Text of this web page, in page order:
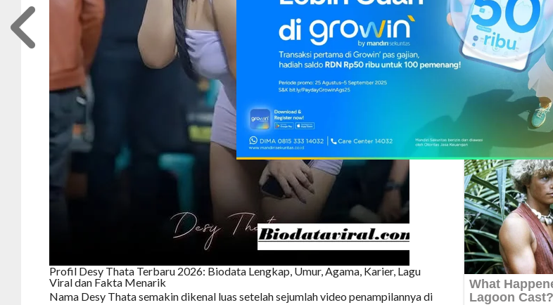
Profil Desy Thata Terbaru 2026: Biodata Lengkap, Umur, Agama, Karier, Lagu
Viral dan Fakta Menarik
Nama Desy Thata semakin dikenal luas setelah sejumlah video penampilannya di